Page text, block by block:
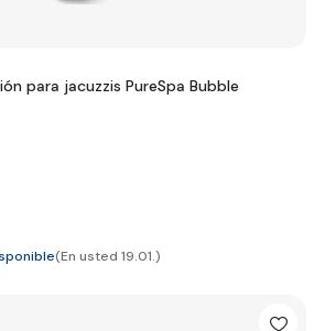
para jacuzzis PureSpa Bubble
(En usted 19.01.)